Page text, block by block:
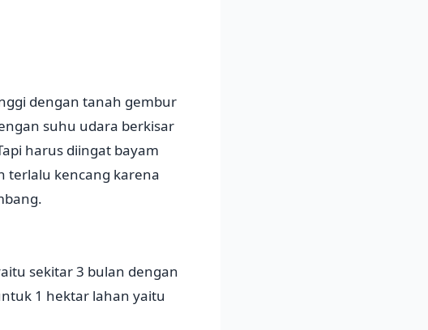
dengan tanah gembur
suhu udara berkisar
harus diingat bayam
terlalu kencang karena
sekitar 3 bulan dengan
1 hektar lahan yaitu